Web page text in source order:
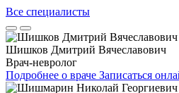
Все специалисты
Шишков Дмитрий Вячеславович
Врач-невролог
Подробнее о враче Записаться